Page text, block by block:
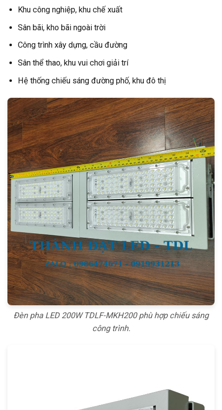
Khu công nghiệp, khu chế xuất
Sân bãi, kho bãi ngoài trời
Công trình xây dựng, cầu đường
Sân thể thao, khu vui chơi giải trí
Hệ thống chiếu sáng đường phố, khu đô thị
Đèn pha LED 200W TDLF-MKH200 phù hợp chiếu sáng
công trình.